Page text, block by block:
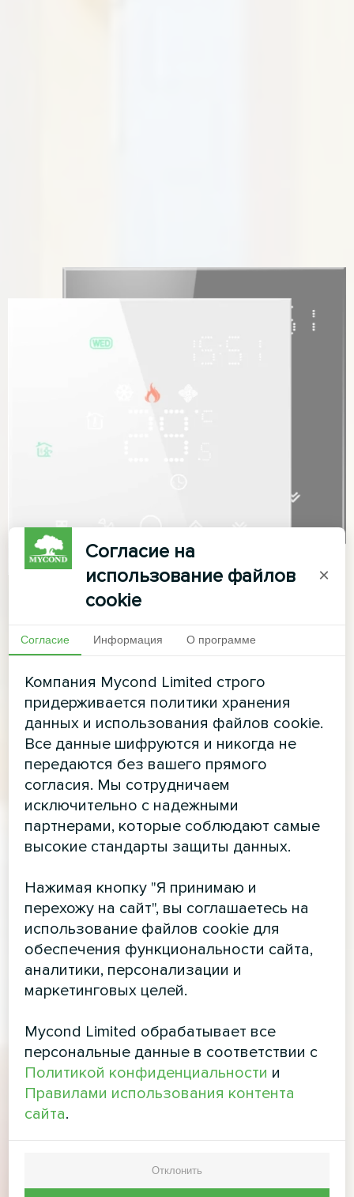
Согласие на
использование файлов
cookie
×
Согласие Информация О программе
Компания Mycond Limited строго
придерживается политики хранения
данных и использования файлов cookie.
Все данные шифруются и никогда не
передаются без вашего прямого
согласия. Мы сотрудничаем
исключительно с надежными
партнерами, которые соблюдают самые
высокие стандарты защиты данных.
Нажимая кнопку "Я принимаю и
перехожу на сайт", вы соглашаетесь на
использование файлов cookie для
обеспечения функциональности сайта,
аналитики, персонализации и
маркетинговых целей.
Mycond Limited обрабатывает все
персональные данные в соответствии с
Политикой конфиденциальности и
Правилами использования контента
сайта.
Отклонить